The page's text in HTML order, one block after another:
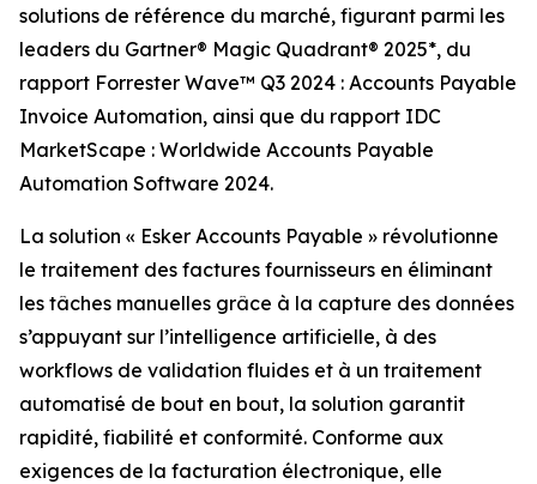
solutions de référence du marché, figurant parmi les
leaders du Gartner® Magic Quadrant® 2025*, du
rapport Forrester Wave™ Q3 2024 : Accounts Payable
Invoice Automation, ainsi que du rapport IDC
MarketScape : Worldwide Accounts Payable
Automation Software 2024.
La solution « Esker Accounts Payable » révolutionne
le traitement des factures fournisseurs en éliminant
les tâches manuelles grâce à la capture des données
s’appuyant sur l’intelligence artificielle, à des
workflows de validation fluides et à un traitement
automatisé de bout en bout, la solution garantit
rapidité, fiabilité et conformité. Conforme aux
exigences de la facturation électronique, elle